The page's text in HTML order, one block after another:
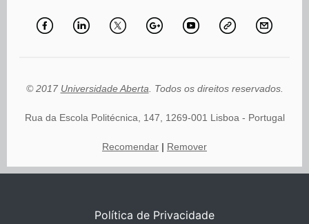
© 2017 Universidade Aberta . Todos os direitos reservados.
Rua da Escola Politécnica, 147, 1269-001 Lisboa - Portugal
Recomendar | Remover
Política de Privacidade